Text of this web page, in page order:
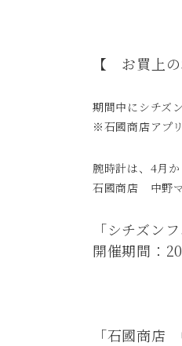
【 お買上
期間中にシチズ
※石國商店アプ
腕時計は、4月
石國商店 中野マ
「シチズンフ
開催期間：
「石國商店